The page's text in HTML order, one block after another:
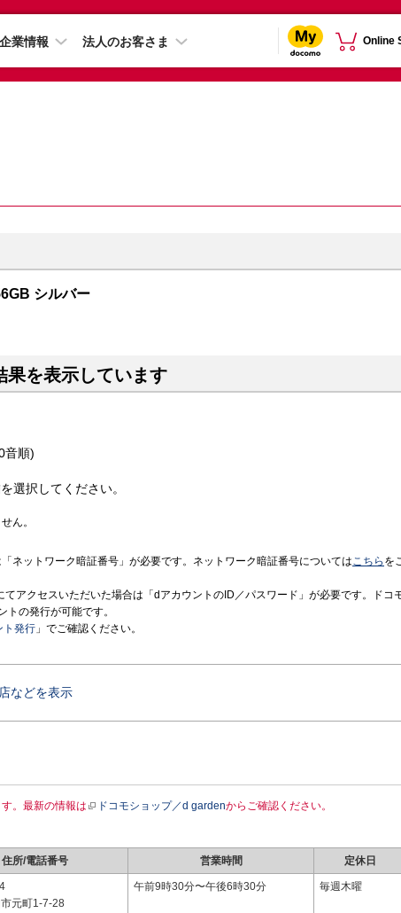
企業情報 法人のお客さま Online
シルバー
果を表示しています
音順)
選択してください。
ん。
ネットワーク暗証番号」が必要です。ネットワーク暗証番号についてはこちら を
アクセスいただいた場合は「dアカウントのID／パスワード」が必要です。ドコ
の発行が可能です。
ト発行 」でご確認ください。
などを表示
。最新の情報は ドコモショップ／d gardenからご確認ください。
住所/電話番号 営業時間 定休日
元町1-7-28
午前9時30分〜午後6時30分 毎週木曜